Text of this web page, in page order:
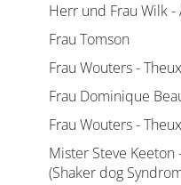
Herr und Frau Wilk -
Frau Tomson
Frau Wouters - Theux
Frau Dominique
Frau Wouters - Theux
Mister Steve
(Shaker dog